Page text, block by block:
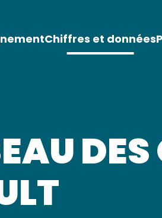
Chiffres et données